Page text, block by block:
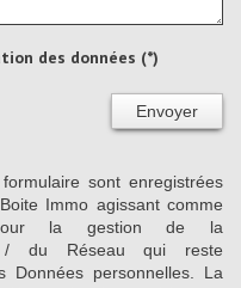
des données (*)
Envoyer
sont enregistrées
Immo agissant comme
pour la gestion de la
/ du Réseau qui reste
Données personnelles. La